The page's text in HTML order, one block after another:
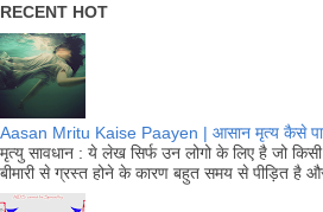
RECENT HOT
Aasan Mritu Kaise Paayen | आसान मृत्य कैसे
मृत्यु सावधान : ये लेख सिर्फ उन लोगो के लिए है जो
बीमारी से ग्रस्त होने के कारण बहुत समय से पीड़ित है